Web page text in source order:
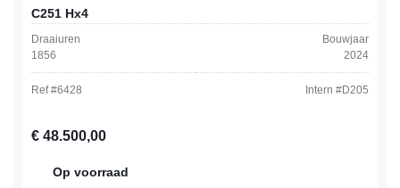
C251 Hx4
Draaiuren
1856
Bouwjaar
2024
Ref #6428 Intern #D205
Normale prijs:
€ 48.500,00
Op voorraad